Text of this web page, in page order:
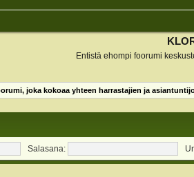
Entistä ehompi foorumi
joka kokoaa yhteen harrastajien ja
Salasana: